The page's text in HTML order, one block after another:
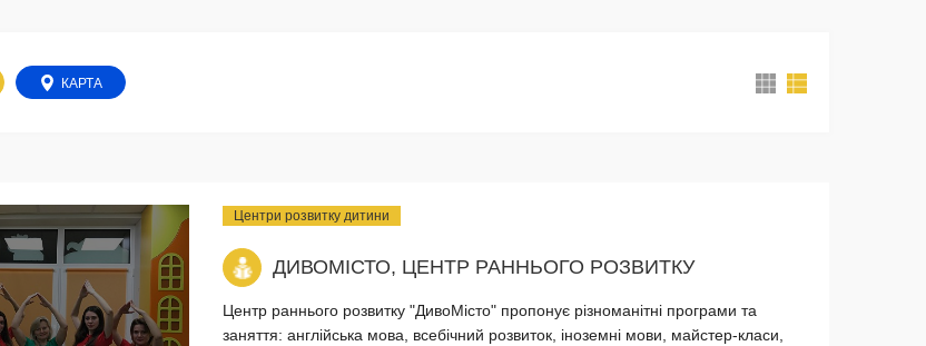
КАРТА
Центри розвитку дитини
ДИВОМІСТО, ЦЕНТР РАННЬОГО РОЗВИТКУ
Центр раннього розвитку "ДивоМісто" пропонує різноманітні програми та
заняття: англійська мова, всебічний розвиток, іноземні мови, майстер-класи,